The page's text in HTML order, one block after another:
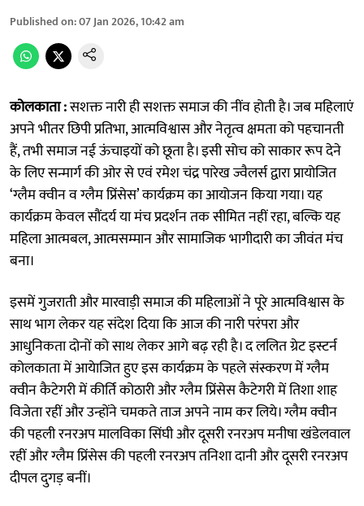
Published on:07 Jan 2026, 10:42 am
कोलकाता :सशक्त नारी ही सशक्त समाज की नींव होती है। जब महिलाएं
अपने भीतर छिपी प्रतिभा, आत्मविश्वास और नेतृत्व क्षमता को पहचानती
हैं, तभी समाज नई ऊंचाइयों को छूता है। इसी सोच को साकार रूप देने
के लिए सन्मार्ग की ओर से एवं रमेश चंद्र पारेख ज्वैलर्स द्वारा प्रायोजित
‘ग्लैम क्वीन व ग्लैम प्रिंसेस’ कार्यक्रम का आयोजन किया गया। यह
कार्यक्रम केवल सौंदर्य या मंच प्रदर्शन तक सीमित नहीं रहा, बल्कि यह
महिला आत्मबल, आत्मसम्मान और सामाजिक भागीदारी का जीवंत मंच
बना।
इसमें गुजराती और मारवाड़ी समाज की महिलाओं ने पूरे आत्मविश्वास के
साथ भाग लेकर यह संदेश दिया कि आज की नारी परंपरा और
आधुनिकता दोनों को साथ लेकर आगे बढ़ रही है। द ललित ग्रेट इस्टर्न
कोलकाता में आयेाजित हुए इस कार्यक्रम के पहले संस्करण में ग्लैम
क्वीन कैटेगरी में कीर्ति कोठारी और ग्लैम प्रिंसेस कैटेगरी में तिशा शाह
विजेता रहीं और उन्होंने चमकते ताज अपने नाम कर लिये। ग्लैम क्वीन
की पहली रनरअप मालविका सिंघी और दूसरी रनरअप मनीषा खंडेलवाल
रहीं और ग्लैम प्रिंसेस की पहली रनरअप तनिशा दानी और दूसरी रनरअप
दीपल दुगड़ बनीं।